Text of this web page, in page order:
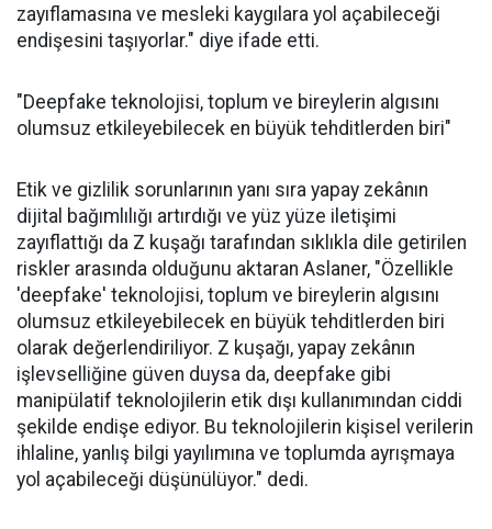
zayıflamasına ve mesleki kaygılara yol açabileceği
endişesini taşıyorlar." diye ifade etti.
"Deepfake teknolojisi, toplum ve bireylerin algısını
olumsuz etkileyebilecek en büyük tehditlerden biri"
Etik ve gizlilik sorunlarının yanı sıra yapay zekânın
dijital bağımlılığı artırdığı ve yüz yüze iletişimi
zayıflattığı da Z kuşağı tarafından sıklıkla dile getirilen
riskler arasında olduğunu aktaran Aslaner, "Özellikle
'deepfake' teknolojisi, toplum ve bireylerin algısını
olumsuz etkileyebilecek en büyük tehditlerden biri
olarak değerlendiriliyor. Z kuşağı, yapay zekânın
işlevselliğine güven duysa da, deepfake gibi
manipülatif teknolojilerin etik dışı kullanımından ciddi
şekilde endişe ediyor. Bu teknolojilerin kişisel verilerin
ihlaline, yanlış bilgi yayılımına ve toplumda ayrışmaya
yol açabileceği düşünülüyor." dedi.